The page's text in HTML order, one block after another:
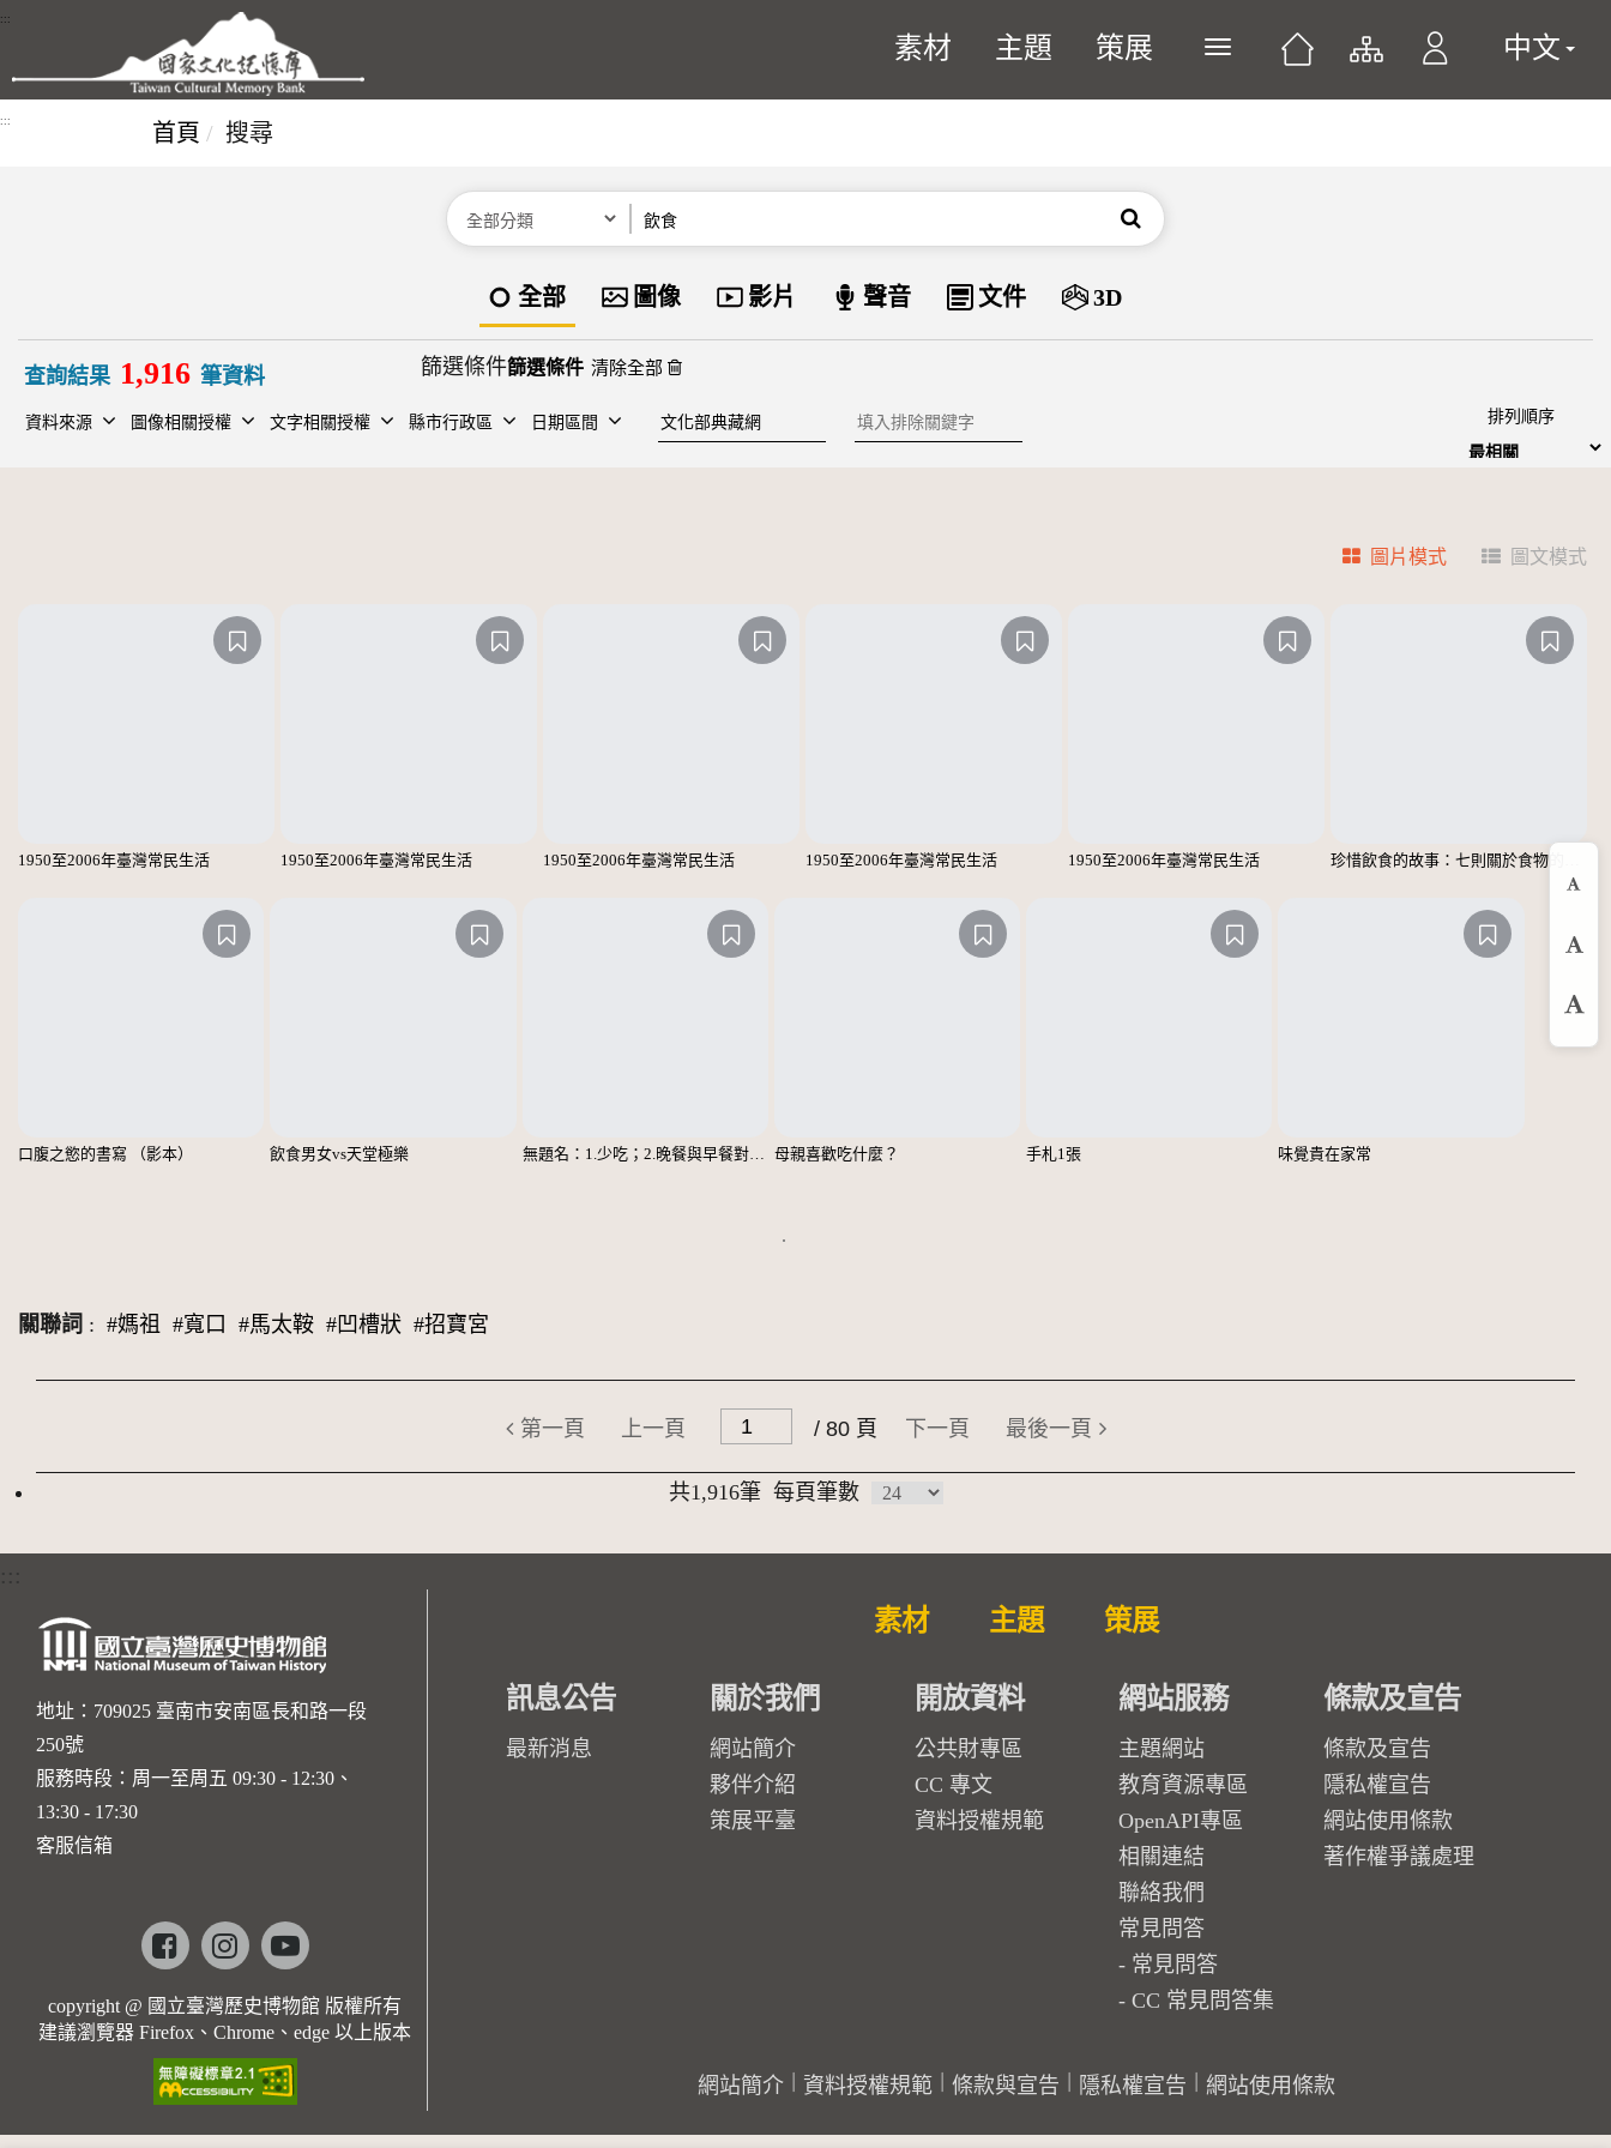
跳到主要內容區塊
:::
素材 主題 策展 展開或關閉主選單 中文
::: 首頁 搜尋
分類 搜尋
資料類型
全部 圖像 影片 聲音 文件 3D
查詢結果 1,916 筆資料 篩選條件 清除全部
資料來源 圖像相關授權 文字相關授權 縣市行政區 日期區間 建檔單位 排除關鍵字 排列順序
圖片模式 圖文模式
1950至2006年臺灣常民生活 1950至2006年臺灣常民生活 1950至2006年臺灣常民生活 1950至2006年臺灣常民生活 1950至2006年臺灣常民生活
口腹之慾的書寫 （影本） 飲食男女vs天堂極樂 無題名：1.少吃；2.晚餐與早餐對調……；3.主副食對調……；4.多運動 母親喜歡吃什麼？ 手札1張 味覺貴在家常
關聯詞 : #媽祖 #寬口 #馬太鞍 #凹槽狀 #招寶宮
第一頁 上一頁 / 80 頁 下一頁 最後一頁
共1,916筆 每頁筆數
放
:::
地址：709025 臺南市安南區長和路一段
250號
服務時段：周一至周五 09:30 - 12:30、
13:30 - 17:30
客服信箱
Facebookinstagramyoutube
copyright @ 國立臺灣歷史博物館 版權所有
建議瀏覽器 Firefox、Chrome、edge 以上版本
素材 主題 策展
訊息公告
最新消息
關於我們
網站簡介
夥伴介紹
策展平臺
開放資料
公共財專區
CC 專文
資料授權規範
網站服務
主題網站
教育資源專區
OpenAPI專區
相關連結
聯絡我們
常見問答
常見問答
CC 常見問答集
條款及宣告
條款及宣告
隱私權宣告
網站使用條款
著作權爭議處理
網站簡介 資料授權規範 條款與宣告 隱私權宣告 網站使用條款